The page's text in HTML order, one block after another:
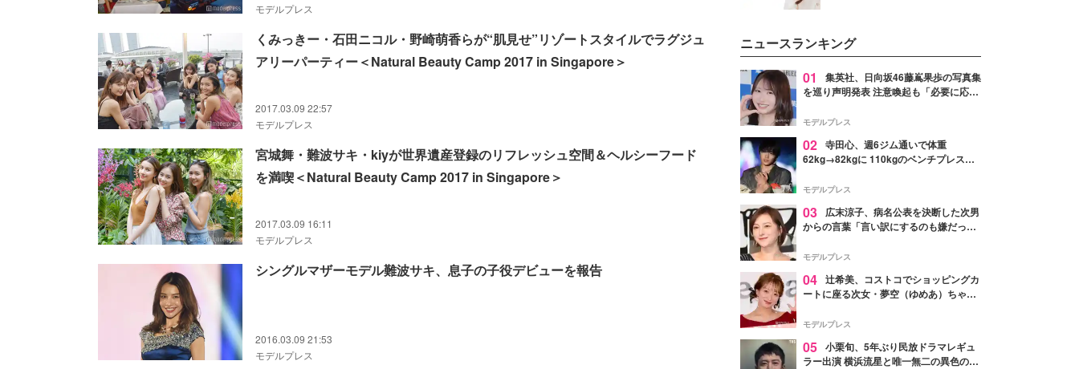
モデルプレス
くみっきー・石田ニコル・野崎萌香らが“肌見せ”リゾートスタイルでラグジュ
アリーパーティー＜Natural Beauty Camp 2017 in Singapore＞
2017.03.09 22:57
モデルプレス
宮城舞・難波サキ・kiyが世界遺産登録のリフレッシュ空間＆ヘルシーフード
を満喫＜Natural Beauty Camp 2017 in Singapore＞
2017.03.09 16:11
モデルプレス
シングルマザーモデル難波サキ、息子の子役デビューを報告
2016.03.09 21:53
モデルプレス
ニュースランキング
01
集英社、日向坂46藤嶌果歩の写真集
を巡り声明発表 注意喚起も「必要に応じ
モデルプレス
02 寺田心、週6ジム通いで体重
62kg→82kgに 110kgのベンチプレス持
「かっこいい」と反響
モデルプレス
03
広末涼子、病名公表を決断した次男
からの言葉「言い訳にするのも嫌だっ
モデルプレス
04 辻希美、コストコでショッピングカ
ートに座る次女・夢空（ゆめあ）ちゃん
ぎ」「成長を感じる」の声
モデルプレス
05 小栗旬、5年ぶり民放ドラマレギュ
ラー出演 横浜流星と唯一無二の異色のバ